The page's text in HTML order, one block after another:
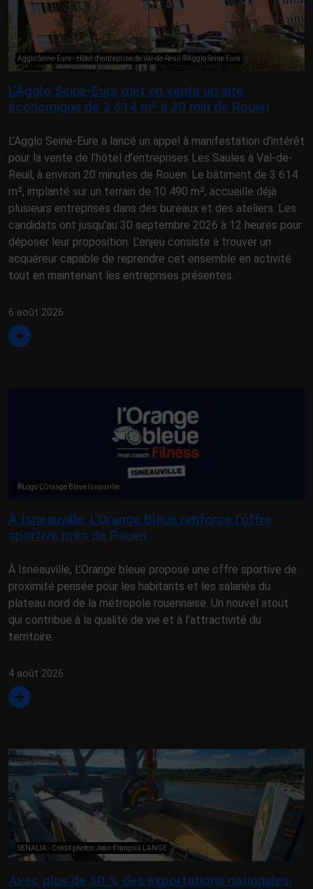
Agglo Seine-Eure - Hôtel d'entreprise de Val-de-Reuil ©Agglo Seine Eure
L’Agglo Seine-Eure met en vente un site
économique de 3 614 m² à 20 min de Rouen
L’Agglo Seine-Eure a lancé un appel à manifestation d’intérêt
pour la vente de l’hôtel d’entreprises Les Saules à Val-de-
Reuil, à environ 20 minutes de Rouen. Le bâtiment de 3 614
m², implanté sur un terrain de 10 490 m², accueille déjà
plusieurs entreprises dans des bureaux et des ateliers. Les
candidats ont jusqu’au 30 septembre 2026 à 12 heures pour
déposer leur proposition. L’enjeu consiste à trouver un
acquéreur capable de reprendre cet ensemble en activité
tout en maintenant les entreprises présentes.
6 août 2026
©Logo L'Orange Bleue Isnauville
À Isneauville, L’Orange Bleue renforce l’offre
sportive près de Rouen
À Isneauville, L’Orange bleue propose une offre sportive de
proximité pensée pour les habitants et les salariés du
plateau nord de la métropole rouennaise. Un nouvel atout
qui contribue à la qualité de vie et à l’attractivité du
territoire.
4 août 2026
SENALIA - Crédit photos Jean-François LANGE
Avec plus de 50 % des exportations nationales,